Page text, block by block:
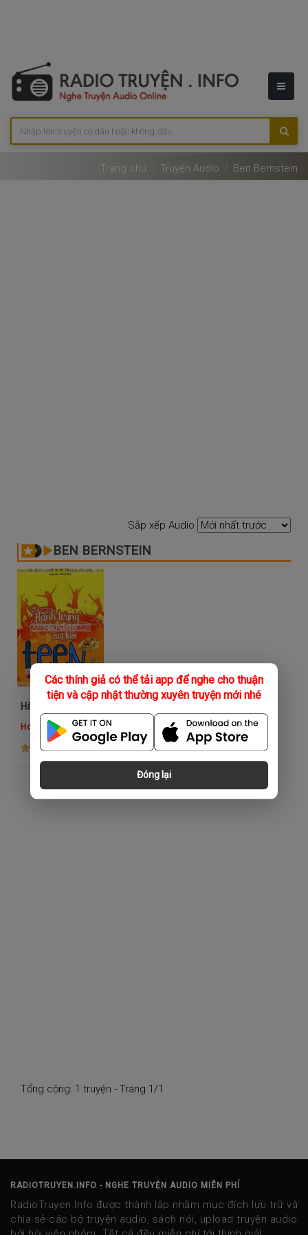
Các thính giả có thể tải app để nghe cho thuận
tiện và cập nhật thường xuyên truyện mới nhé
Đóng lại
Trang chủ Truyện Audio Ben Bernstein
Sắp xếp Audio
BEN BERNSTEIN
Hoàng Anh
Tổng cộng: 1 truyện - Trang 1/1
RADIOTRUYEN.INFO - NGHE TRUYỆN AUDIO MIỄN PHÍ
RadioTruyen.Info được thành lập nhằm mục đích lưu trữ và
chia sẻ các bộ truyện audio, sách nói, upload truyện audio